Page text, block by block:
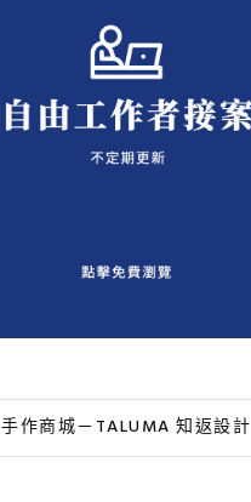
手作商城－TALUMA 知返設計